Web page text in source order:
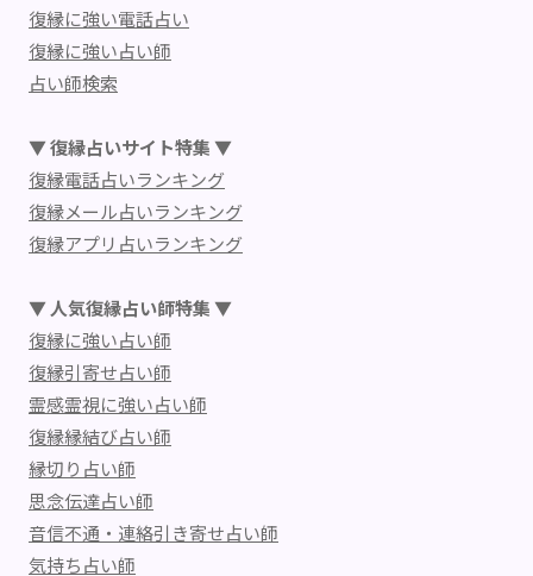
復縁に強い電話占い
復縁に強い占い師
占い師検索
▼ 復縁占いサイト特集 ▼
復縁電話占いランキング
復縁メール占いランキング
復縁アプリ占いランキング
▼ 人気復縁占い師特集 ▼
復縁に強い占い師
復縁引寄せ占い師
霊感霊視に強い占い師
復縁縁結び占い師
縁切り占い師
思念伝達占い師
音信不通・連絡引き寄せ占い師
気持ち占い師